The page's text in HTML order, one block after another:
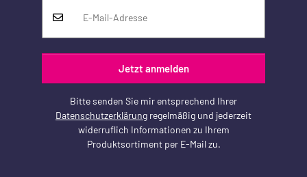
Jetzt anmelden
Bitte senden Sie mir entsprechend Ihrer
Datenschutzerklärung regelmäßig und jederzeit
widerruflich Informationen zu Ihrem
Produktsortiment per E-Mail zu.